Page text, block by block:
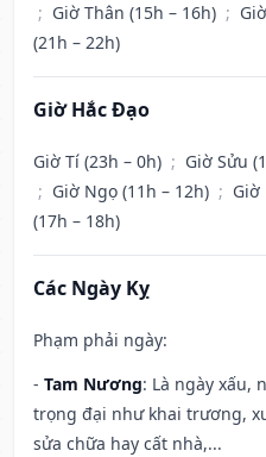
; Giờ Thân (15h – 16h) ;
(21h – 22h)
Giờ Hắc Đạo
Giờ Tí (23h – 0h) ; Giờ Sửu
; Giờ Ngọ (11h – 12h) ; Giờ
(17h – 18h)
Các Ngày Kỵ
Phạm phải ngày:
- Tam Nương: Là ngày xấu,
trọng đại như khai trương,
sửa chữa hay cất nhà,...